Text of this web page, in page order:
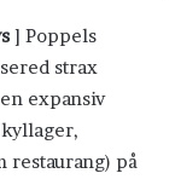
] Poppels
strax
expansiv
restaurang) på